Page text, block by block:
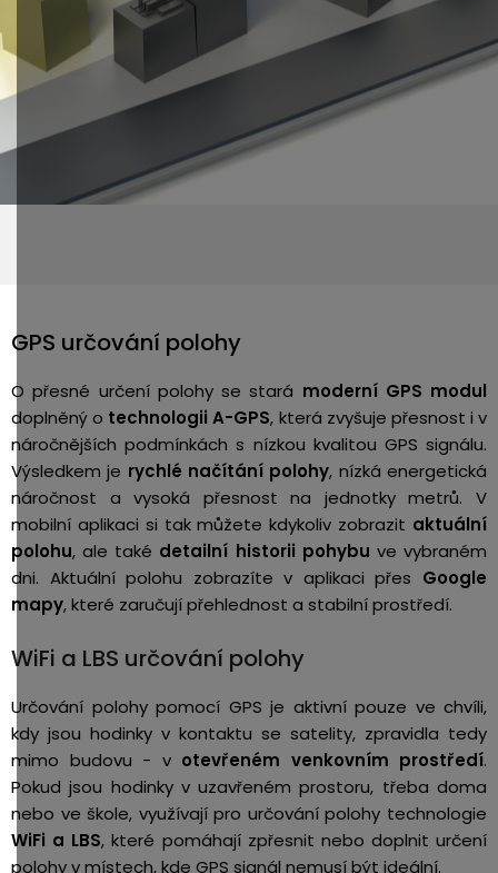
GPS určování polohy
O přesné určení polohy se stará moderní GPS modul
doplněný o technologii A-GPS, která zvyšuje přesnost i v
náročnějších podmínkách s nízkou kvalitou GPS signálu.
Výsledkem je rychlé načítání polohy, nízká energetická
náročnost a vysoká přesnost na jednotky metrů. V
mobilní aplikaci si tak můžete kdykoliv zobrazit aktuální
polohu, ale také detailní historii pohybu ve vybraném
dni. Aktuální polohu zobrazíte v aplikaci přes Google
mapy, které zaručují přehlednost a stabilní prostředí.
WiFi a LBS určování polohy
Určování polohy pomocí GPS je aktivní pouze ve chvíli,
kdy jsou hodinky v kontaktu se satelity, zpravidla tedy
mimo budovu - v otevřeném venkovním prostředí.
Pokud jsou hodinky v uzavřeném prostoru, třeba doma
nebo ve škole, využívají pro určování polohy technologie
WiFi a LBS, které pomáhají zpřesnit nebo doplnit určení
polohy v místech, kde GPS signál nemusí být ideální.